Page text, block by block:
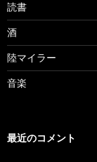
読書
酒
陸マイラー
音楽
最近のコメント